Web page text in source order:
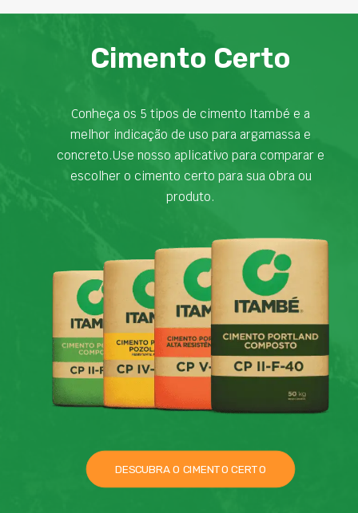
Cimento Certo
Conheça os 5 tipos de cimento Itambé e a
melhor indicação de uso para argamassa e
concreto.Use nosso aplicativo para comparar e
escolher o cimento certo para sua obra ou
produto.
DESCUBRA O CIMENTO CERTO